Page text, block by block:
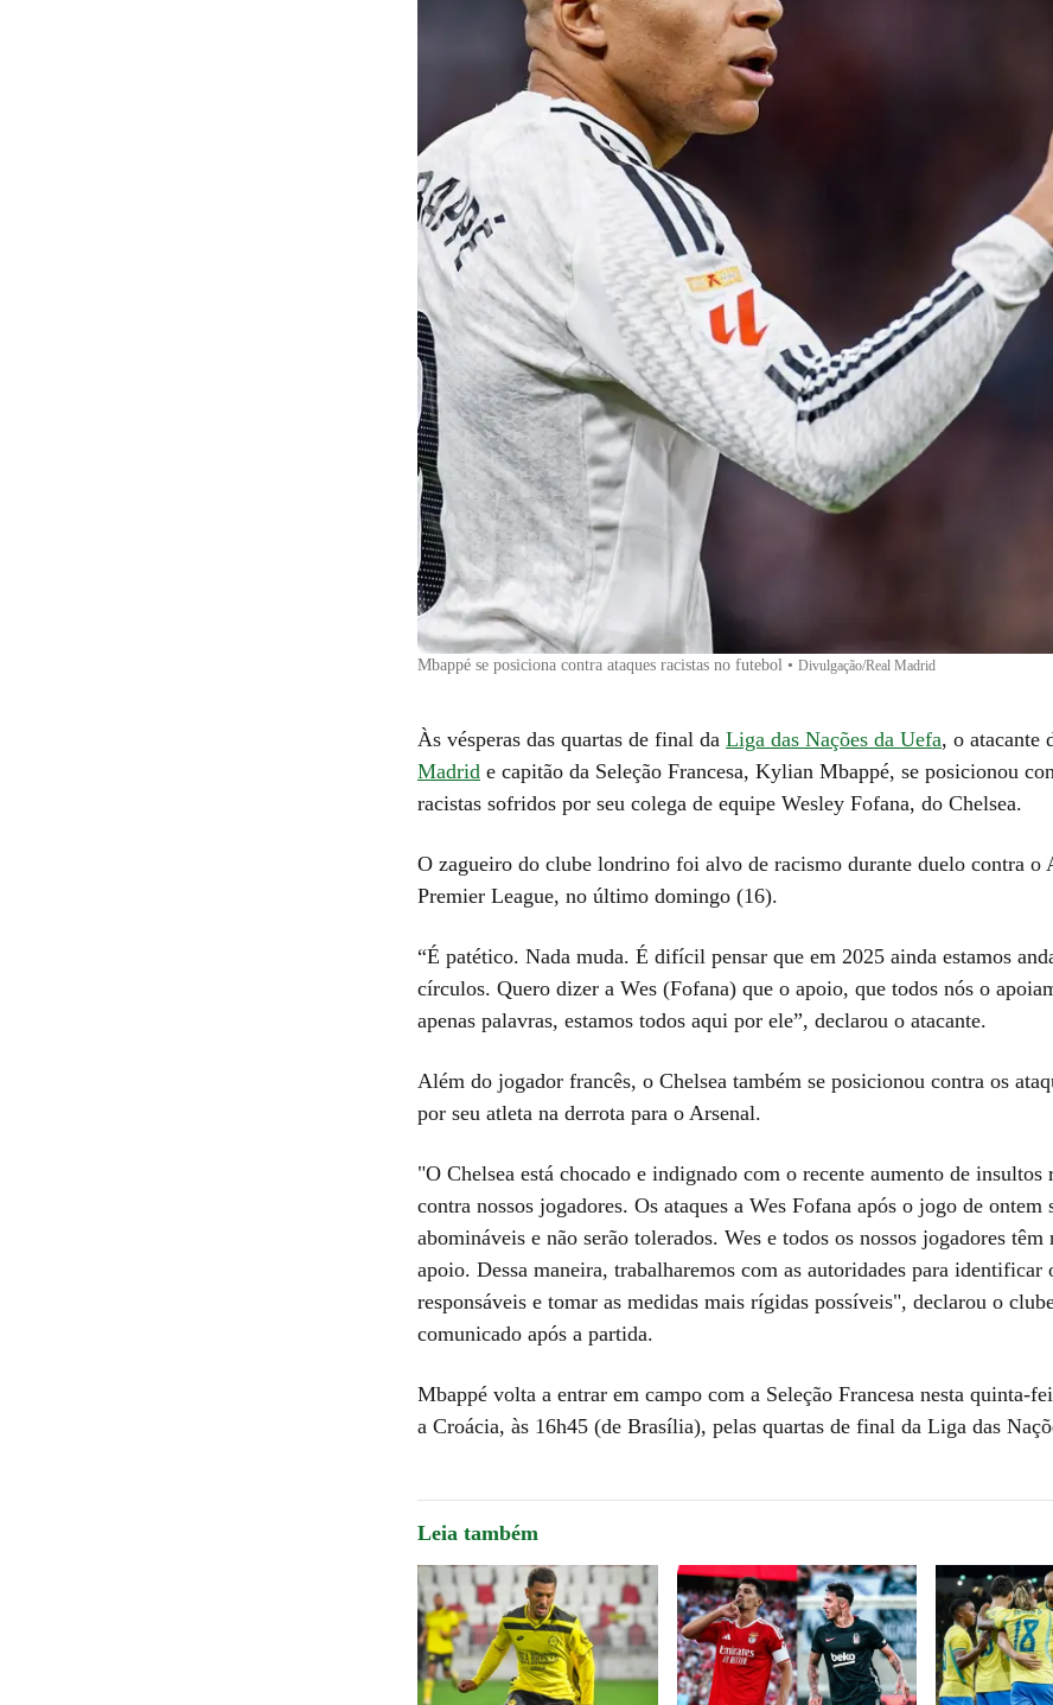
Mbappé se posiciona contra ataques racistas no futebol • Divulgação/Real Madrid
Às vésperas das quartas de final da Liga das Nações da Uefa, o atacante
Madrid e capitão da Seleção Francesa, Kylian Mbappé, se posicionou
racistas sofridos por seu colega de equipe Wesley Fofana, do Chelsea.
O zagueiro do clube londrino foi alvo de racismo durante duelo contra o
Premier League, no último domingo (16).
“É patético. Nada muda. É difícil pensar que em 2025 ainda estamos
círculos. Quero dizer a Wes (Fofana) que o apoio, que todos nós o
apenas palavras, estamos todos aqui por ele”, declarou o atacante.
Além do jogador francês, o Chelsea também se posicionou contra os
por seu atleta na derrota para o Arsenal.
"O Chelsea está chocado e indignado com o recente aumento de insultos
contra nossos jogadores. Os ataques a Wes Fofana após o jogo de ontem
abomináveis e não serão tolerados. Wes e todos os nossos jogadores têm
apoio. Dessa maneira, trabalharemos com as autoridades para identificar
responsáveis e tomar as medidas mais rígidas possíveis", declarou o
comunicado após a partida.
Mbappé volta a entrar em campo com a Seleção Francesa nesta quinta-
a Croácia, às 16h45 (de Brasília), pelas quartas de final da Liga das
Leia também